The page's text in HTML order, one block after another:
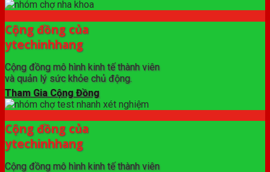
Cộng đồng của
ytechinhhang
Cộng đồng mô hình kinh tế thành viên
và quản lý sức khỏe chủ động.
Tham Gia Cộng Đồng
Cộng đồng của
ytechinhhang
Cộng đồng mô hình kinh tế thành viên